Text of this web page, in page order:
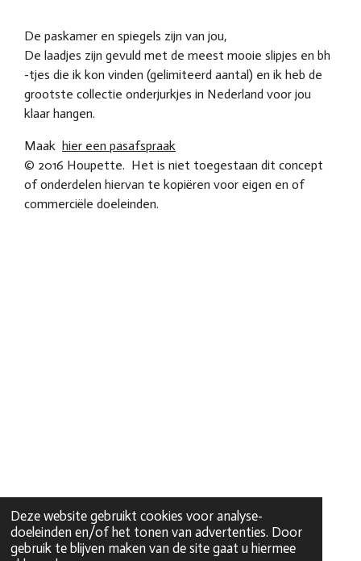
Deze website gebruikt cookies voor analyse-
doeleinden en/of het tonen van advertenties. Door
gebruik te blijven maken van de site gaat u hiermee
De paskamer en spiegels zijn van jou,
De laadjes zijn gevuld met de meest mooie slipjes en bh
-tjes die ik kon vinden (gelimiteerd aantal) en ik heb de
grootste collectie onderjurkjes in Nederland voor jou
klaar hangen.
Maak hier een pasafspraak
© 2016 Houpette. Het is niet toegestaan dit concept
of onderdelen hiervan te kopiëren voor eigen en of
commerciële doeleinden.